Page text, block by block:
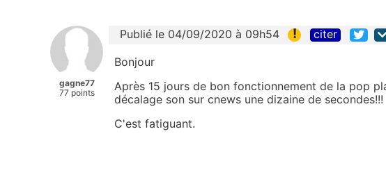
gagne77
77 points
Publié le 04/09/2020 à 09h54 ! citer
Bonjour
Après 15 jours de bon fonctionnement de la pop
décalage son sur cnews une dizaine de secondes!!!
C'est fatiguant.